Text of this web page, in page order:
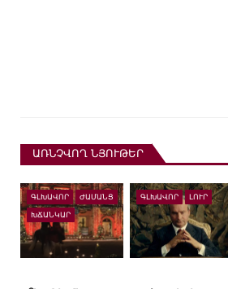
ԱՌՆՉՎՈՂ ՆՅՈՒԹԵՐ
ԳԼԽԱՎՈՐ ԺԱՄԱՆՑ
ԽՃԱՆԿԱՐ
ԳԼԽԱՎՈՐ ԼՈՒՐ